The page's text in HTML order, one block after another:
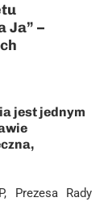
Ja” –
jest jednym
Prezesa Rady